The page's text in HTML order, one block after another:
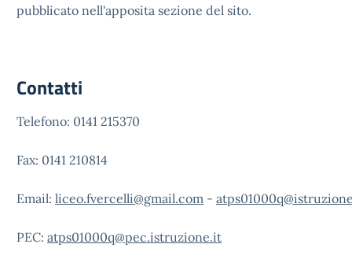
pubblicato nell'apposita sezione del sito.
Contatti
Telefono: 0141 215370
Fax: 0141 210814
Email: liceo.fvercelli@gmail.com -
PEC: atps01000q@pec.istruzione.it